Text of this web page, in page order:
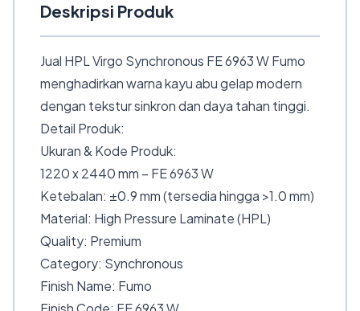
Deskripsi Produk
Jual HPL Virgo Synchronous FE 6963 W Fumo
menghadirkan warna kayu abu gelap modern
dengan tekstur sinkron dan daya tahan tinggi.
Detail Produk:
Ukuran & Kode Produk:
1220 x 2440 mm – FE 6963 W
Ketebalan: ±0.9 mm (tersedia hingga >1.0 mm)
Material: High Pressure Laminate (HPL)
Quality: Premium
Category: Synchronous
Finish Name: Fumo